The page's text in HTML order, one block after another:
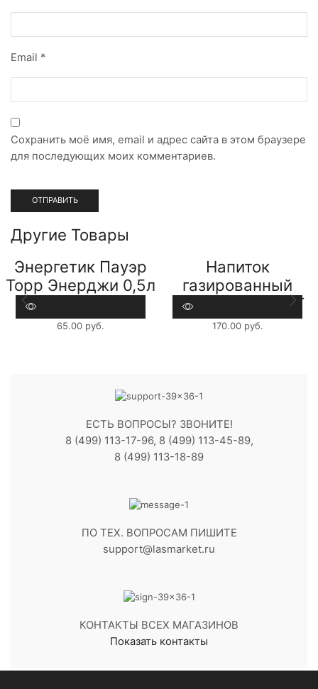
Email *
Сохранить моё имя, email и адрес сайта в этом браузере
для последующих моих комментариев.
Другие Товары
Энергетик Пауэр
Торр Энерджи 0,5л
65.00 руб.
Напиток
газированный
Кока Кола 1л ПЭТ
170.00 руб.
ЕСТЬ ВОПРОСЫ? ЗВОНИТЕ!
8 (499) 113-17-96, 8 (499) 113-45-89,
8 (499) 113-18-89
ПО ТЕХ. ВОПРОСАМ ПИШИТЕ
support@lasmarket.ru
КОНТАКТЫ ВСЕХ МАГАЗИНОВ
Показать контакты